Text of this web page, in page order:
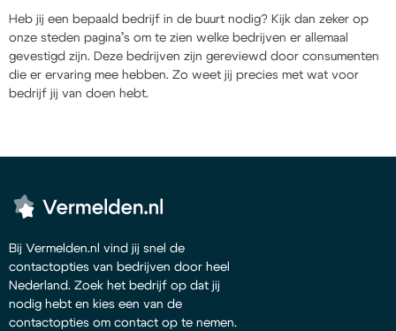
Heb jij een bepaald bedrijf in de buurt nodig? Kijk dan zeker op
onze steden pagina’s om te zien welke bedrijven er allemaal
gevestigd zijn. Deze bedrijven zijn gereviewd door consumenten
die er ervaring mee hebben. Zo weet jij precies met wat voor
bedrijf jij van doen hebt.
Bij Vermelden.nl vind jij snel de
contactopties van bedrijven door heel
Nederland. Zoek het bedrijf op dat jij
nodig hebt en kies een van de
contactopties om contact op te nemen.